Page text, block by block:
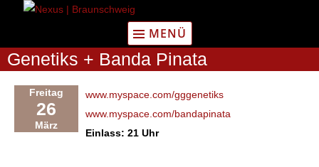
springen
MENÜ
Genetiks + Banda Pinata
Freitag
26
März
www.myspace.com/gggenetiks
www.myspace.com/bandapinata
Einlass: 21 Uhr